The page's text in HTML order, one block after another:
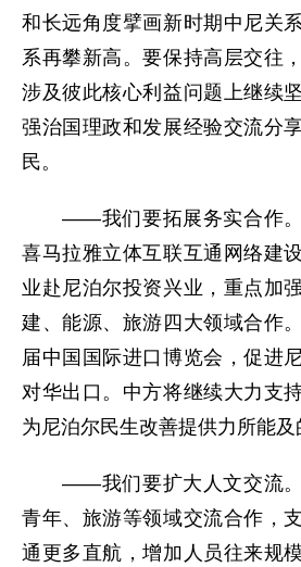
和长远角度擘画新时期中尼关
系再攀新高。要保持高层交往
涉及彼此核心利益问题上继续
强治国理政和发展经验交流分
民。
——我们要拓展务实合作。
喜马拉雅立体互联互通网络建
业赴尼泊尔投资兴业，重点加
建、能源、旅游四大领域合作
届中国国际进口博览会，促进
对华出口。中方将继续大力支
为尼泊尔民生改善提供力所能及
——我们要扩大人文交流。
青年、旅游等领域交流合作，
通更多直航，增加人员往来规